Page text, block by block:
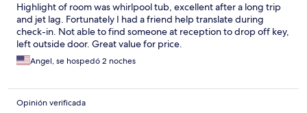
Highlight of room was whirlpool tub, excellent after a long trip
and jet lag. Fortunately I had a friend help translate during
check-in. Not able to find someone at reception to drop off key,
left outside door. Great value for price.
Angel, se hospedó 2 noches
Opinión verificada